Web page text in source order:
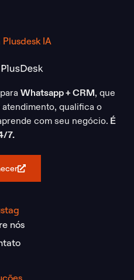
IA
Whatsapp + CRM, que
qualifica o
com seu negócio. É
7.
nós